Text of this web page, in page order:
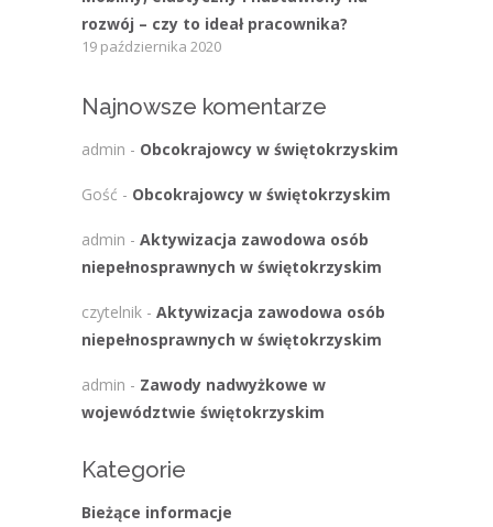
rozwój – czy to ideał pracownika?
19 października 2020
Najnowsze komentarze
admin - Obcokrajowcy w świętokrzyskim
Gość - Obcokrajowcy w świętokrzyskim
admin - Aktywizacja zawodowa osób
niepełnosprawnych w świętokrzyskim
czytelnik - Aktywizacja zawodowa osób
niepełnosprawnych w świętokrzyskim
admin - Zawody nadwyżkowe w
województwie świętokrzyskim
Kategorie
Bieżące informacje